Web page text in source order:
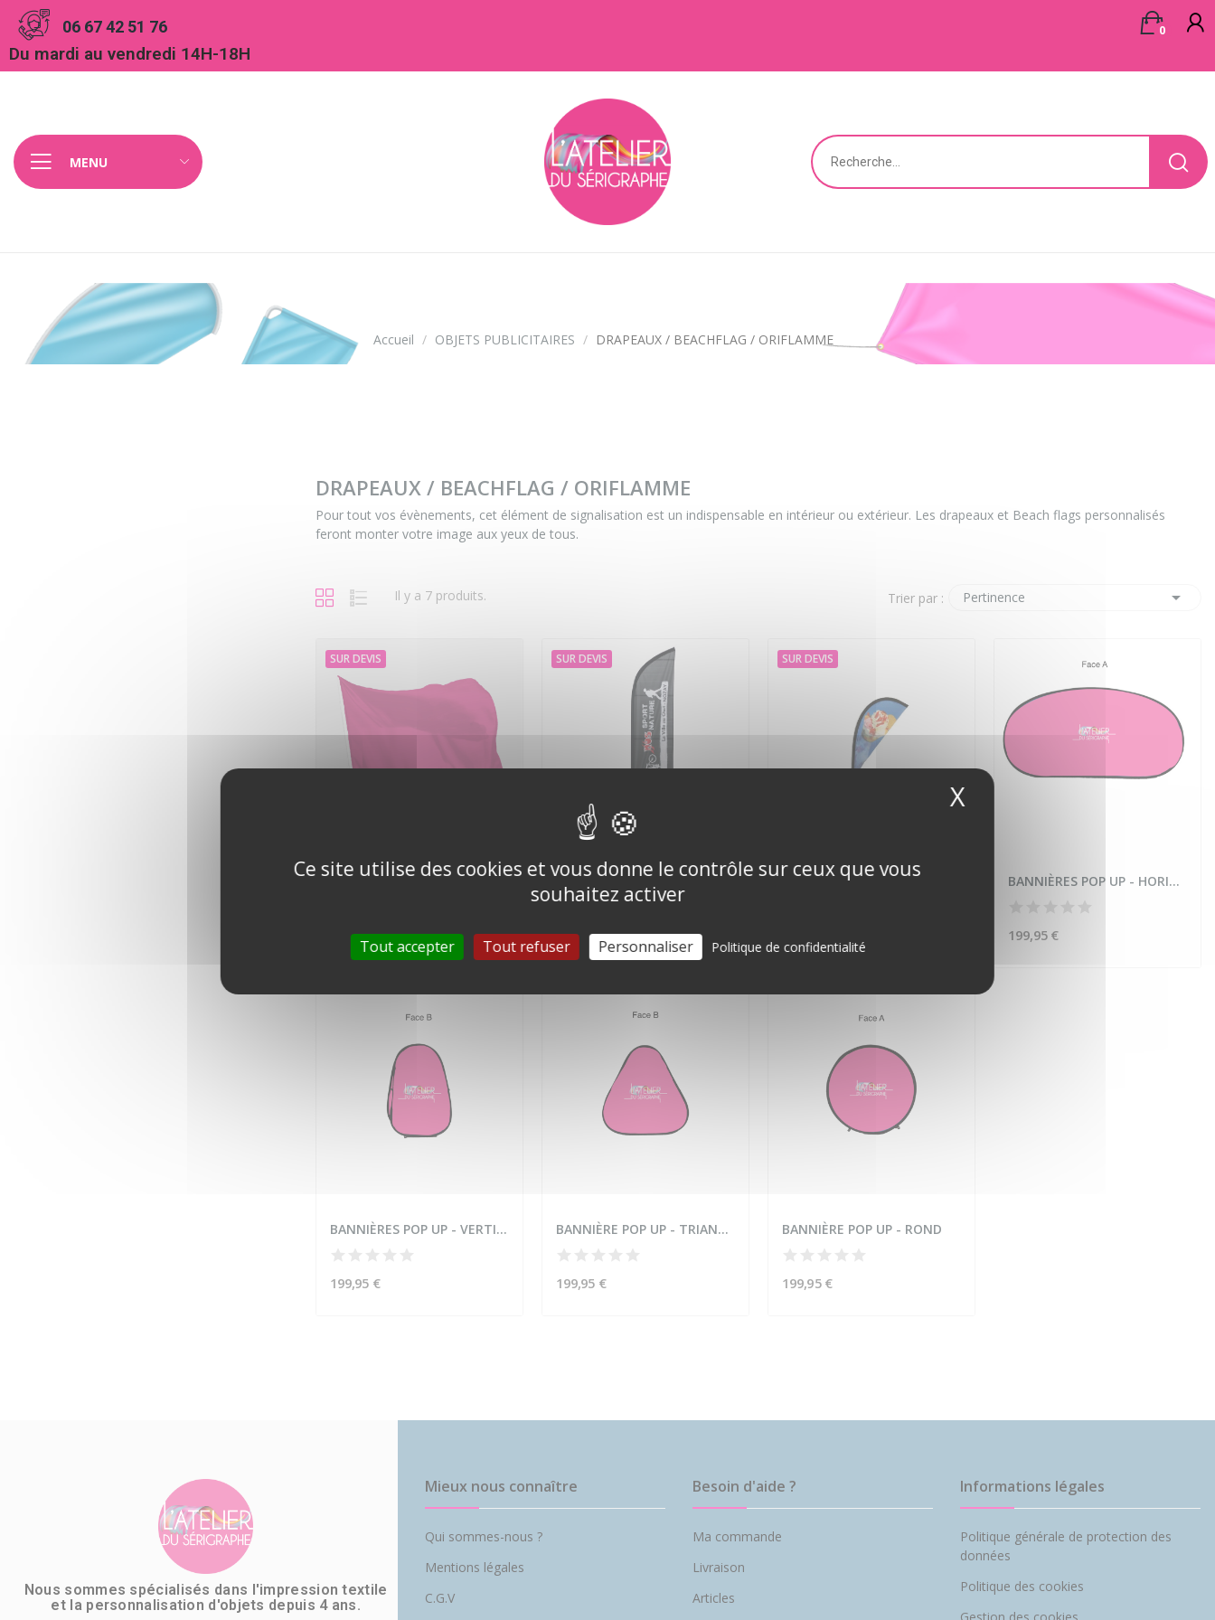
Panneau de gestion des cookies
Ce site utilise des cookies et vous donne le contrôle sur ceux que vous
souhaitez activer
Tout accepter Tout refuser Personnaliser Politique de confidentialité
X Masquer le
06 67 42 51 76
Du mardi au vendredi 14H-18H
0
MENU
Accueil OBJETS PUBLICITAIRES DRAPEAUX / BEACHFLAG / ORIFLAMME
DRAPEAUX / BEACHFLAG / ORIFLAMME
Pour tout vos évènements, cet élément de signalisation est un indispensable en intérieur ou extérieur. Les drapeaux et Beach flags personnalisés
feront monter votre image aux yeux de tous.
Il y a 7 produits. Trier par : Pertinence 
SUR DEVIS
DRAPEAU PAVILLON
0,00 €
SUR DEVIS
BEACHFLAG/ORIFLAMME
0,00 €
SUR DEVIS
DESKFLAG BANNIÈRES POP UP - HORIZONTAL
199,95 €
BANNIÈRES POP UP - VERTICAL
199,95 €
BANNIÈRE POP UP - TRIANGLE
199,95 €
BANNIÈRE POP UP - ROND
199,95 €
Nous sommes spécialisés dans l'impression textile
et la personnalisation d'objets depuis 4 ans.
Mieux nous connaître
Qui sommes-nous ?
Mentions légales
C.G.V
Besoin d'aide ?
Ma commande
Livraison
Articles
Informations légales
Politique générale de protection des
données
Politique des cookies